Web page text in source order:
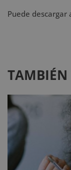
Puede descargar
TAMBIÉN